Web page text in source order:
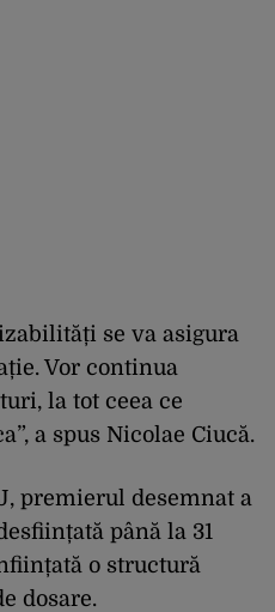
se va asigura
Vor continua
la tot ceea ce
a spus Nicolae Ciucă.
premierul desemnat a
până la 31
o structură
dosare.